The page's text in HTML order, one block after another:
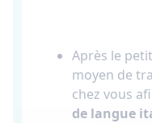
Après le
moyen de
chez vous
de langue